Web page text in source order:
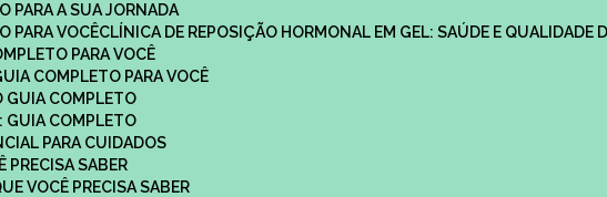
PARA A SUA JORNADA
PARA VOCÊ
CLÍNICA DE REPOSIÇÃO HORMONAL EM GEL: SAÚDE E QUALIDADE
PARA VOCÊ
COMPLETO PARA VOCÊ
GUIA COMPLETO
GUIA COMPLETO
PARA CUIDADOS
PRECISA SABER
VOCÊ PRECISA SABER